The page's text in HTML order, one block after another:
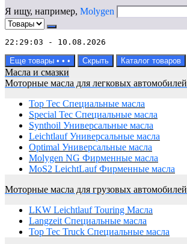
Я ищу, например, Molygen
22:29:03 - 10.08.2026
Еще товары • • • Скрыть Каталог товаров
Масла и смазки
Моторные масла для легковых автомобилей
Top Tec Специальные масла
Special Tec Специальные масла
Synthoil Универсальные масла
Leichtlauf Универсальные масла
Optimal Универсальные масла
Molygen NG Фирменные масла
MoS2 LeichtLauf Фирменные масла
Моторные масла для грузовых автомобилей
LKW Leichtlauf Touring Масла
Langzeit Специальные масла
Top Tec Truck Специальные масла